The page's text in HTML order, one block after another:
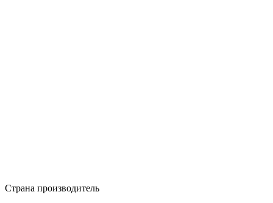
Страна производитель